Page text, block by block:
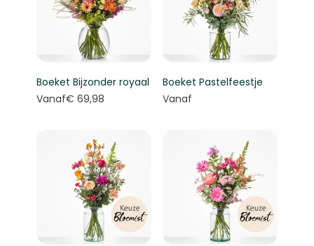
Boeket Bijzonder royaal
Vanaf€ 69,98
Boeket Pastelfeestje
Vanaf